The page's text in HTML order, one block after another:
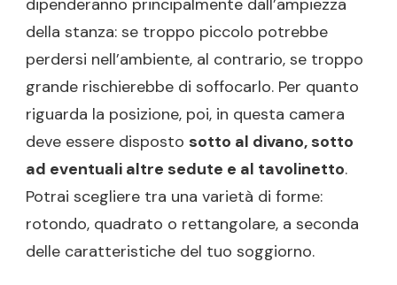
della stanza: se troppo piccolo potrebbe
perdersi nell’ambiente, al contrario, se troppo
grande rischierebbe di soffocarlo. Per quanto
riguarda la posizione, poi, in questa camera
deve essere disposto sotto al divano, sotto
ad eventuali altre sedute e al tavolinetto.
Potrai scegliere tra una varietà di forme:
rotondo, quadrato o rettangolare, a seconda
delle caratteristiche del tuo soggiorno.